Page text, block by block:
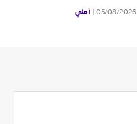
05/08/2026 أمني